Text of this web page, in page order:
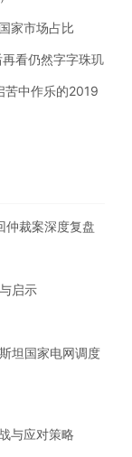
家市场占比
看仍然字字珠玑
苦中作乐的2019
仲裁案深度复盘
启示
坦国家电网调度
与应对策略